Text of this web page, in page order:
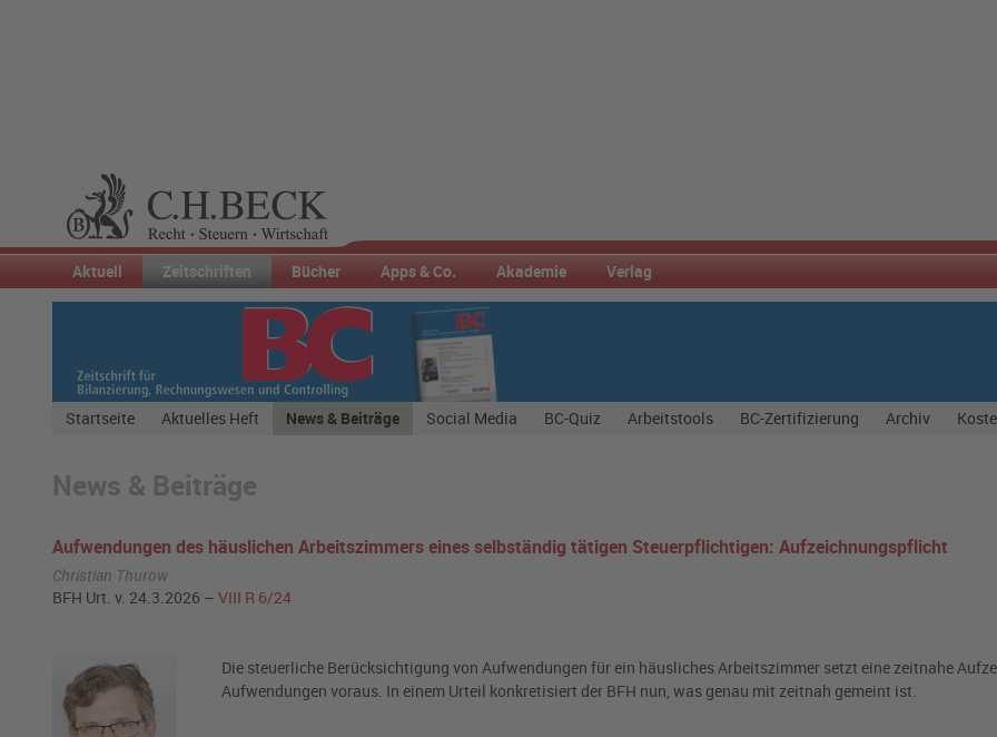
Aktuell Zeitschriften Bücher Apps & Co. Akademie Verlag
Startseite Aktuelles Heft News & Beiträge Social Media BC-Quiz Arbeitstools BC-Zertifizierung Archiv
News & Beiträge
Aufwendungen des häuslichen Arbeitszimmers eines selbständig tätigen Steuerpflichtigen: Aufzeichnungspflicht
Christian Thurow
BFH Urt. v. 24.3.2026 – VIII R 6/24
Die steuerliche Berücksichtigung von Aufwendungen für ein häusliches Arbeitszimmer setzt eine zeitnahe
Aufwendungen voraus. In einem Urteil konkretisiert der BFH nun, was genau mit zeitnah gemeint ist.